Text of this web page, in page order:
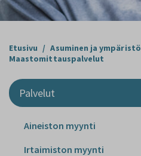
Etusivu / Asuminen ja ympäristö
Maastomittauspalvelut
Palvelut
Aineiston myynti
Irtaimiston myynti